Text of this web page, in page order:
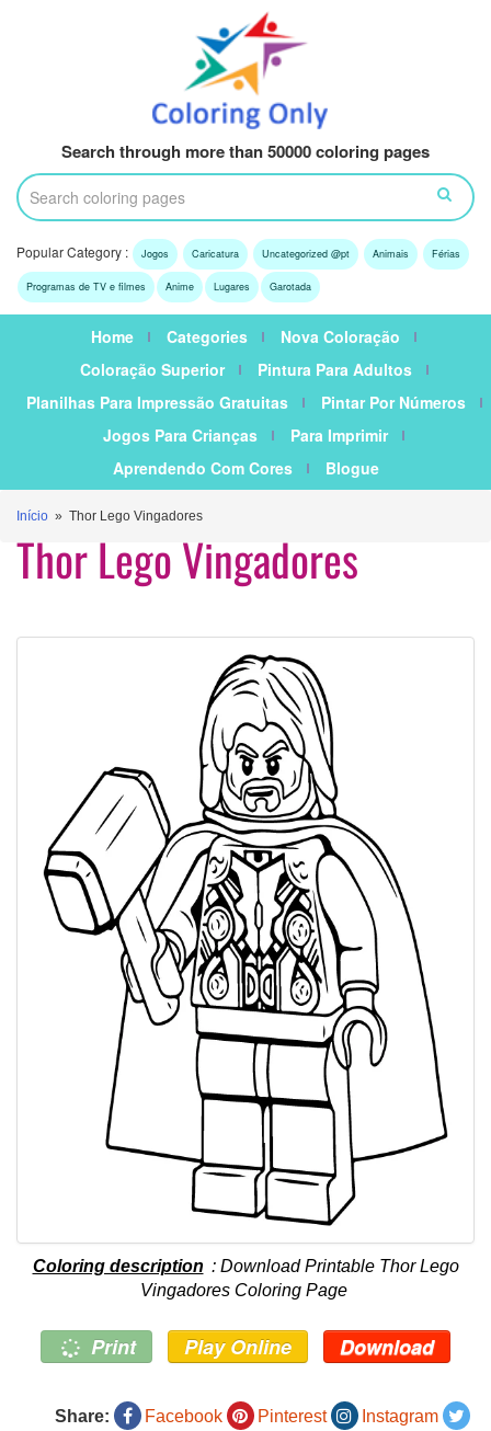
Search through more than 50000 coloring pages
Popular Category : Jogos Caricatura Uncategorized @pt Animais Férias
Programas de TV e filmes Anime Lugares Garotada
Home Categories
Nova Coloração
Coloração Superior
Pintura Para Adultos
Planilhas Para Impressão Gratuitas
Pintar Por Números
Jogos Para Crianças
Para Imprimir
Aprendendo Com Cores
Blogue
Início » Thor Lego Vingadores
Thor Lego Vingadores
Coloring description : Download Printable Thor Lego
Vingadores Coloring Page
Print Play Online Download
Share: Facebook Pinterest
Instagram